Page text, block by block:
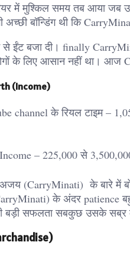
में मुश्किल समय तब आया जब
बॉन्डिंग थी कि
से ईंट बजा दी। finally
के लिए आसान नहीं था। आज
(Income)
channel के रियल टाइम –
– 225,000 से
(CarryMinati) के बारे में
के अंदर patience
बड़ी सफलता सबकुछ उसके